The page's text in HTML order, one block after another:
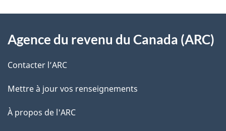
l
s
l
a
o
t
r
e
é
t
propos
de
ce
site
Agence du revenu du Canada (ARC)
Contacter l’ARC
Mettre à jour vos renseignements
À propos de l'ARC